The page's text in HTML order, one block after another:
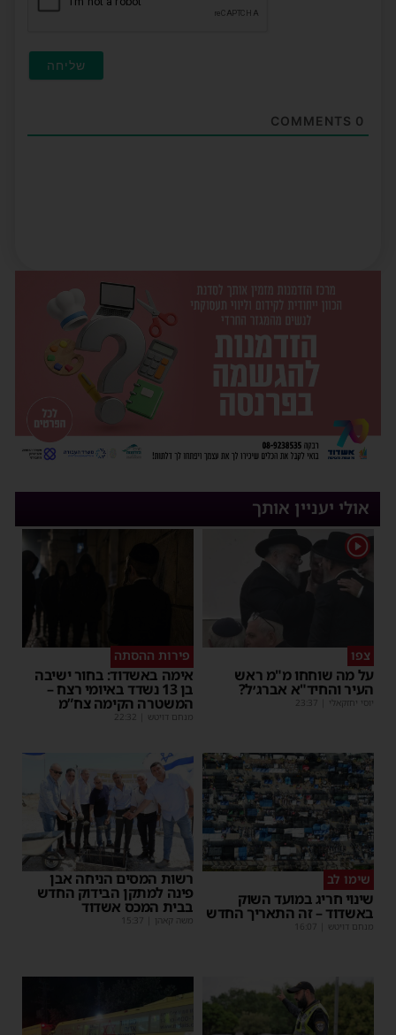
0
אולי יעניין אותך
1
צפו
על מה שוחחו מ"מ ראש
העיר והחיד"א אברג׳ל?
יוסי יחזקאלי 23:37
פירות ההסתה
אימה באשדוד: בחור ישיבה
בן 13 נשדד באיומי רצח –
המשטרה הקימה צח”מ
מנחם דויטש 22:32
שימו לב
שינוי חריג במועד השוק
באשדוד – זה התאריך החדש
מנחם דויטש 16:07
רשות המסים הניחה אבן
פינה למתקן הבידוק החדש
בבית המכס אשדוד
משה קאהן 15:37